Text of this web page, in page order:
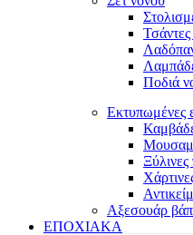
Τσάντες
Ποδιά
Εκτυπωμένες
Ξύλινες
Αξεσουάρ
ΕΠΟΧΙΑΚΑ